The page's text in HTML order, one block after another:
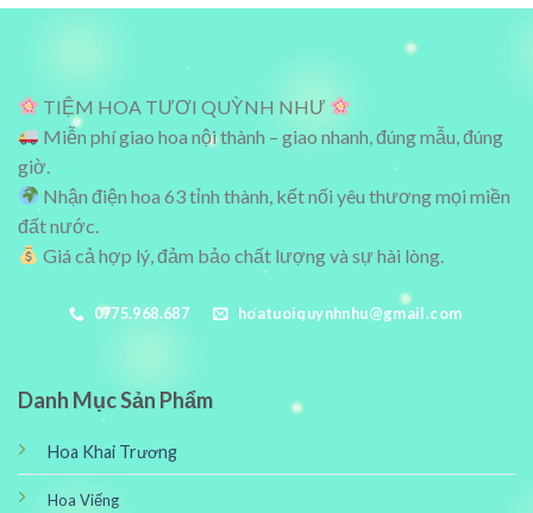
TIỆM HOA TƯƠI QUỲNH NHƯ
Miễn phí giao hoa nội thành – giao nhanh, đúng mẫu, đúng
giờ.
Nhận điện hoa 63 tỉnh thành, kết nối yêu thương mọi miền
đất nước.
Giá cả hợp lý, đảm bảo chất lượng và sự hài lòng.
0775.968.687 hoatuoiquynhnhu@gmail.com
Danh Mục Sản Phẩm
Hoa Khai Trương
Hoa Viếng